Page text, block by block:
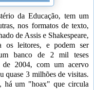
da Educação, tem um
nos formatos de texto,
de Assis e Shakespeare,
os leitores, e podem ser
banco de 2 mil teses
de 2004, com um acervo
quase 3 milhões de visitas.
há um "hoax" que circula